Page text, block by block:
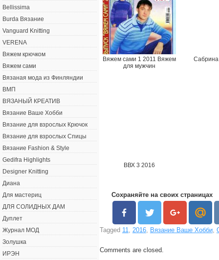
Вяжем сами 1 2011 Вяжем
для мужчин
ВВХ 3 2016
Сохраняйте на своих страницах
Tagged 11 2016, Вязание Ваше Хобби,
Comments are closed.
Bellissima
Burda Вязание
Vanguard Knitting
VERENA
Вяжем крючком
Вяжем сами
Вязаная мода из Финляндии
ВМП
ВЯЗАНЫЙ КРЕАТИВ
Вязание Ваше Хобби
Вязание для взрослых Крючок
Вязание для взрослых Спицы
Вязание Fashion & Style
Gedifra Highlights
Designer Knitting
Диана
Для мастериц
ДЛЯ СОЛИДНЫХ ДАМ
Дуплет
Журнал МОД
Золушка
ИРЭН